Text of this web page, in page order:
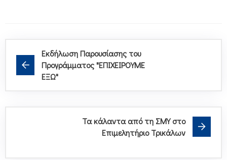
Εκδήλωση Παρουσίασης του
Προγράμματος "ΕΠΙΧΕΙΡΟΥΜΕ
ΕΞΩ"
Τα κάλαντα από τη ΣΜΥ στο
Επιμελητήριο Τρικάλων